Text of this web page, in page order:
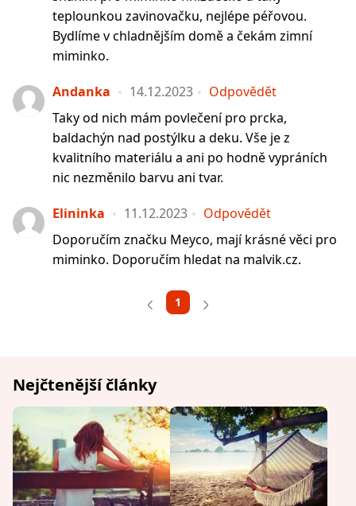
teplounkou zavinovačku, nejlépe péřovou.
Bydlíme v chladnějším domě a čekám zimní
miminko.
Andanka 14.12.2023
Odpovědět
Taky od nich mám povlečení pro prcka,
baldachýn nad postýlku a deku. Vše je z
kvalitního materiálu a ani po hodně vypráních
nic nezměnilo barvu ani tvar.
Elininka 11.12.2023
Odpovědět
Doporučím značku Meyco, mají krásné věci pro
miminko. Doporučím hledat na malvik.cz.
1
Nejčtenější články